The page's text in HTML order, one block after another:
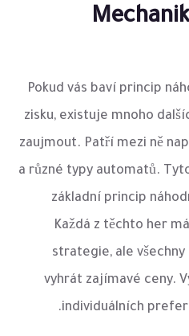
Pokud vás baví princip
zisku, existuje mnoho
zaujmout. Patří mezi ně
a různé typy automatů.
základní princip
Každá z těchto her
strategie, ale
vyhrát zajímavé ceny.
individuálních